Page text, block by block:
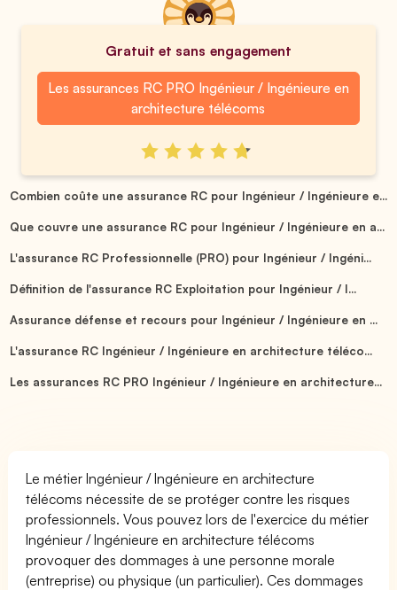
Gratuit et sans engagement
Les assurances RC PRO Ingénieur / Ingénieure en
architecture télécoms
Combien coûte une assurance RC pour Ingénieur / Ingénieure e...
Que couvre une assurance RC pour Ingénieur / Ingénieure en a...
L'assurance RC Professionnelle (PRO) pour Ingénieur / Ingéni...
Définition de l'assurance RC Exploitation pour Ingénieur / I...
Assurance défense et recours pour Ingénieur / Ingénieure en ...
L'assurance RC Ingénieur / Ingénieure en architecture téléco...
Les assurances RC PRO Ingénieur / Ingénieure en architecture...
Le métier Ingénieur / Ingénieure en architecture
télécoms nécessite de se protéger contre les risques
professionnels. Vous pouvez lors de l'exercice du métier
Ingénieur / Ingénieure en architecture télécoms
provoquer des dommages à une personne morale
(entreprise) ou physique (un particulier). Ces dommages